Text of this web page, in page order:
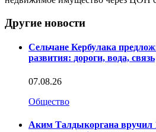
Другие новости
Сельчане Кербулака
развития: дороги, вода, связь
07.08.26
Общество
Аким Талдыкоргана